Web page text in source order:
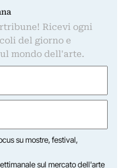
Ricevi ogni
del giorno e
mondo dell'arte.
su mostre, festival,
sul mercato dell'arte